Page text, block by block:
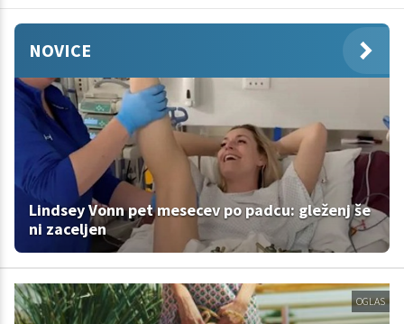
NOVICE
Lindsey Vonn pet mesecev po padcu: gleženj še
ni zaceljen
OGLAS